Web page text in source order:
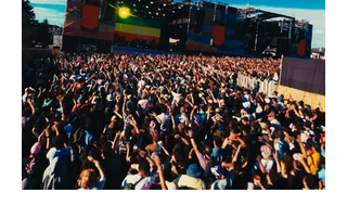
que albergará durante dos jornadas una
pro